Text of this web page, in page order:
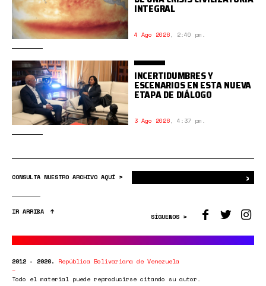
INTEGRAL
4 Ago 2026, 2:40 pm.
INCERTIDUMBRES Y
ESCENARIOS EN ESTA NUEVA
ETAPA DE DIÁLOGO
3 Ago 2026, 4:37 pm.
CONSULTA NUESTRO ARCHIVO AQUÍ > ›
IR ARRIBA
SÍGUENOS >
2012 - 2020. República Bolivariana de Venezuela
Todo el material puede reproducirse citando su autor.